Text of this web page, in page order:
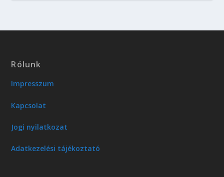
Rólunk
Impresszum
Kapcsolat
Jogi nyilatkozat
Adatkezelési tájékoztató